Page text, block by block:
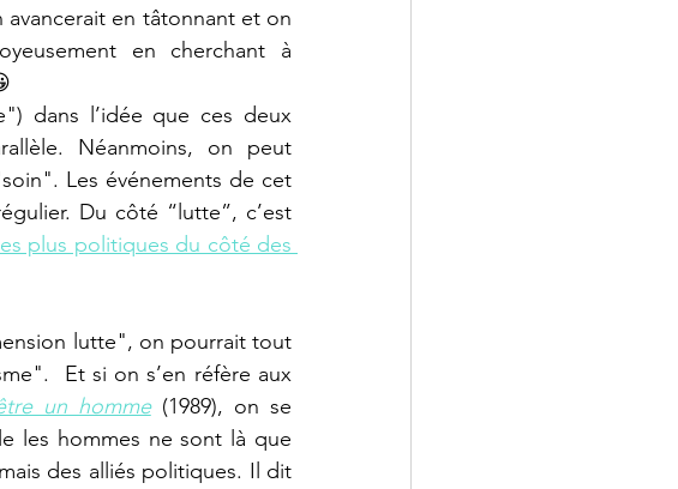
avancerait en tâtonnant et on
en cherchant à
dans l’idée que ces deux
Néanmoins, on peut
Les événements de cet
Du côté “lutte”, c’est
plus politiques du côté des
lutte", on pourrait tout
Et si on s’en réfère aux
un homme (1989), on se
les hommes ne sont là que
des alliés politiques. Il dit